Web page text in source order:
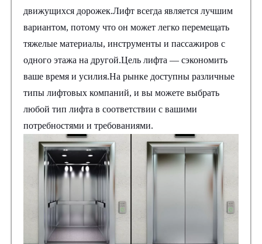
движущихся дорожек.Лифт всегда является лучшим
вариантом, потому что он может легко перемещать
тяжелые материалы, инструменты и пассажиров с
одного этажа на другой.Цель лифта — сэкономить
ваше время и усилия.На рынке доступны различные
типы лифтовых компаний, и вы можете выбрать
любой тип лифта в соответствии с вашими
потребностями и требованиями.